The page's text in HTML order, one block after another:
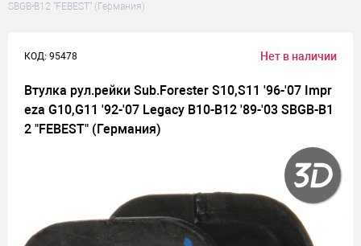
SBGB-B12 "FEBEST" (Германия)
КОД: 95478 Нет в наличии
Втулка рул.рейки Sub.Forester S10,S11 '96-'07 Impr
eza G10,G11 '92-'07 Legacy B10-B12 '89-'03 SBGB-B1
2 "FEBEST" (Германия)